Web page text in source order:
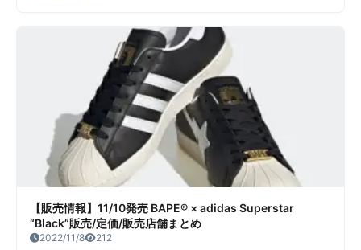
【販売情報】11/10発売 BAPE® × adidas Superstar
“Black”販売/定価/販売店舗まとめ
2022/11/8 212